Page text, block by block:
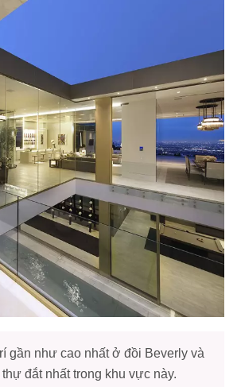
gần như cao nhất ở đồi Beverly và
đắt nhất trong khu vực này.